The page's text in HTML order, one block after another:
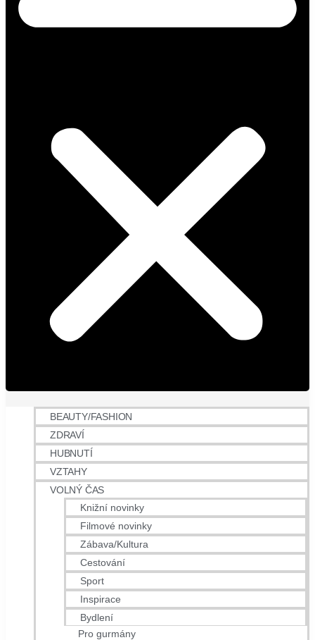
BEAUTY/FASHION
ZDRAVÍ
HUBNUTÍ
VZTAHY
VOLNÝ ČAS
Knižní novinky
Filmové novinky
Zábava/Kultura
Cestování
Sport
Inspirace
Bydlení
Pro gurmány